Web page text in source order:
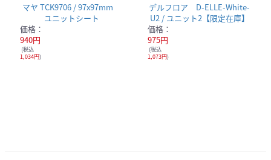
マヤ TCK9706 / 97x97mm
ユニットシート
価格：
940円
(税込
1,034円)
デルフロア D-ELLE-White-
U2 / ユニット2【限定在庫】
価格：
975円
(税込
1,073円)